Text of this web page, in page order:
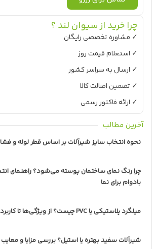
چرا خرید از سیوان لند ؟
✓ مشاوره تخصصی رایگان
✓ استعلام قیمت روز
✓ ارسال به سراسر کشور
✓ تضمین اصالت کالا
✓ ارائه فاکتور رسمی
آخرین مطالب
نحوه انتخاب سایز شیرآلات بر اساس قطر لوله و
چرا رنگ نمای ساختمان پوسته می‌شود؟ راهنمای
بادوام برای نما
میلگرد پلاستیکی یا PVC چیست؟ از ویژگی‌ها تا کاربردهای این میلگردها
شیرآلات سفید بهتره یا استیل؟ بررسی مزایا و معایب